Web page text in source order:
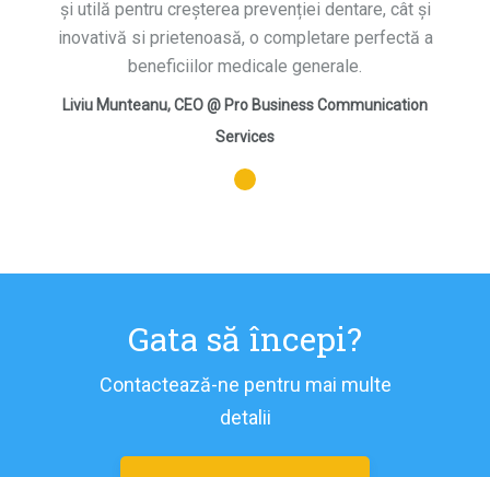
și utilă pentru creșterea prevenției dentare, cât și
inovativă si prietenoasă, o completare perfectă a
beneficiilor medicale generale.
Liviu Munteanu, CEO @ Pro Business Communication
Services
Gata să începi?
Contactează-ne pentru mai multe
detalii